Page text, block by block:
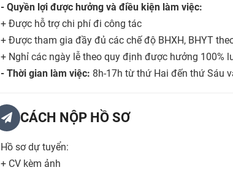
- Quyền lợi được hưởng và điều kiện làm việc:
+ Được hỗ trợ chi phí đi công tác
+ Được tham gia đầy đủ các chế độ BHXH, BHYT
+ Nghỉ các ngày lễ theo quy định được hưởng 100%
- Thời gian làm việc: 8h-17h từ thứ Hai đến thứ Sáu
CÁCH NỘP HỒ SƠ
Hồ sơ dự tuyển:
+ CV kèm ảnh